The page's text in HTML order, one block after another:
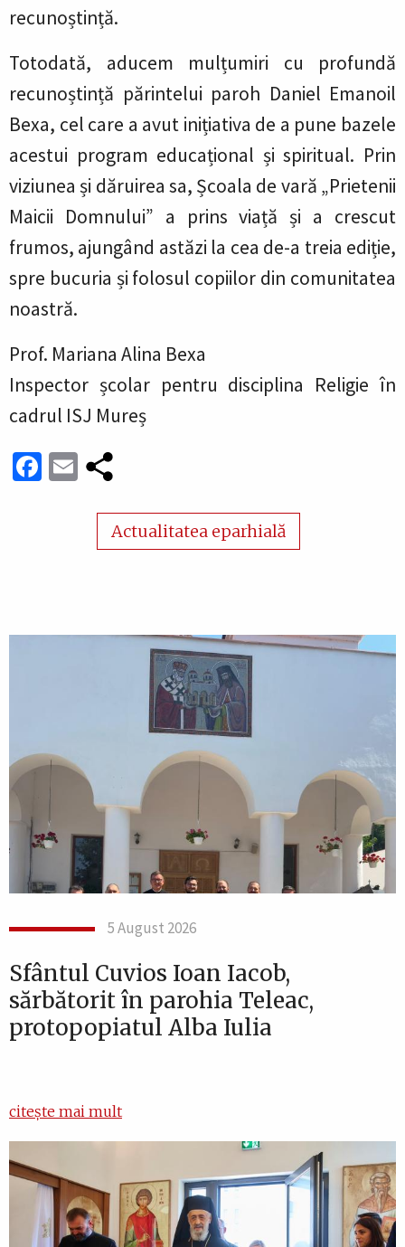
recunoștință.
Totodată, aducem mulțumiri cu profundă
recunoștință părintelui paroh Daniel Emanoil
Bexa, cel care a avut inițiativa de a pune bazele
acestui program educațional și spiritual. Prin
viziunea și dăruirea sa, Școala de vară „Prietenii
Maicii Domnului” a prins viață și a crescut
frumos, ajungând astăzi la cea de-a treia ediție,
spre bucuria și folosul copiilor din comunitatea
noastră.
Prof. Mariana Alina Bexa
Inspector școlar pentru disciplina Religie în
cadrul ISJ Mureș
Facebook
Email
Actualitatea eparhială
5 August 2026
Sfântul Cuvios Ioan Iacob,
sărbătorit în parohia Teleac,
protopopiatul Alba Iulia
citește mai mult